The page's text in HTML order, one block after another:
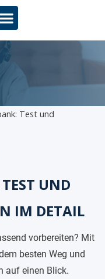
Test und
UND
IM DETAIL
vorbereiten? Mit
besten Weg und
auf einen Blick.